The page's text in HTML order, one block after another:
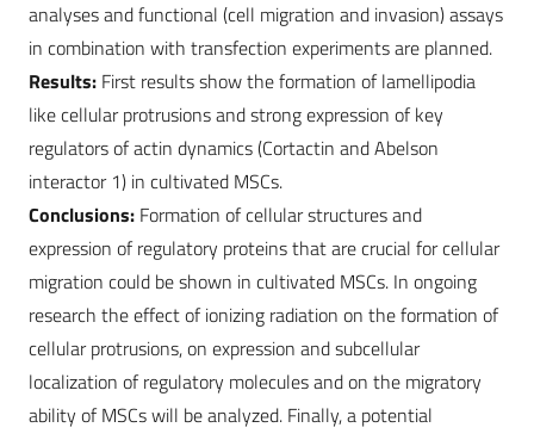
analyses and functional (cell migration and invasion) assays
in combination with transfection experiments are planned.
Results: First results show the formation of lamellipodia
like cellular protrusions and strong expression of key
regulators of actin dynamics (Cortactin and Abelson
interactor 1) in cultivated MSCs.
Conclusions: Formation of cellular structures and
expression of regulatory proteins that are crucial for cellular
migration could be shown in cultivated MSCs. In ongoing
research the effect of ionizing radiation on the formation of
cellular protrusions, on expression and subcellular
localization of regulatory molecules and on the migratory
ability of MSCs will be analyzed. Finally, a potential